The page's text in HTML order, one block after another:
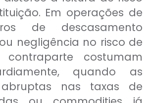
Em operações de
de descasamento
negligência no risco de
costumam
quando as
abruptas nas taxas de